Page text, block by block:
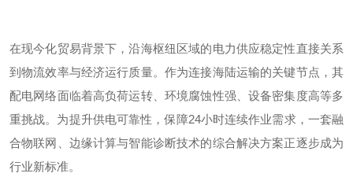
在现今化贸易背景下，沿海枢纽区域的电力供应稳定性直接关系
到物流效率与经济运行质量。作为连接海陆运输的关键节点，其
配电网络面临着高负荷运转、环境腐蚀性强、设备密集度高等多
重挑战。为提升供电可靠性，保障24小时连续作业需求，一套融
合物联网、边缘计算与智能诊断技术的综合解决方案正逐步成为
行业新标准。